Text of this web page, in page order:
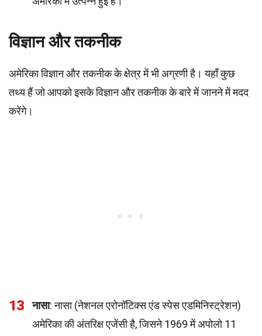
विज्ञान और तकनीक
अमेरिका विज्ञान और तकनीक के क्षेत्र में भी अग्रणी है। यहाँ कुछ
तथ्य हैं जो आपको इसके विज्ञान और तकनीक के बारे में जानने में मदद
करेंगे।
13 नासा: नासा (नेशनल एरोनॉटिक्स एंड स्पेस एडमिनिस्ट्रेशन)
अमेरिका की अंतरिक्ष एजेंसी है, जिसने 1969 में अपोलो 11